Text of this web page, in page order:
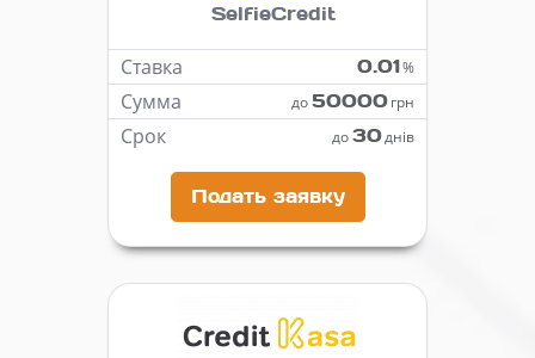
SelfieCredit
Ставка 0.01%
Сумма до50000грн
Срок до30днів
Подать заявку